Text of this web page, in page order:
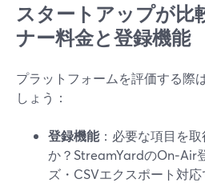
スタートアップが比
ナー料金と登録機能
プラットフォームを評価する際
しょう：
登録機能：必要な項目を
か？StreamYardのOn‑Air
ズ・CSVエクスポート対